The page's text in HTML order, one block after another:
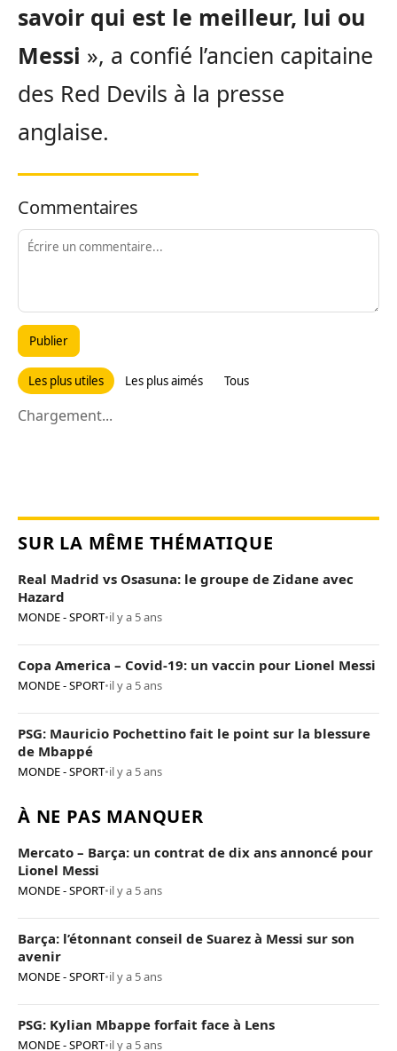
savoir qui est le meilleur, lui ou
Messi », a confié l’ancien capitaine
des Red Devils à la presse
anglaise.
Commentaires
Publier
Les plus utiles Les plus aimés Tous
Chargement...
SUR LA MÊME THÉMATIQUE
Real Madrid vs Osasuna: le groupe de Zidane avec
Hazard
MONDE - SPORT•il y a 5 ans
Copa America – Covid-19: un vaccin pour Lionel Messi
MONDE - SPORT•il y a 5 ans
PSG: Mauricio Pochettino fait le point sur la blessure
de Mbappé
MONDE - SPORT•il y a 5 ans
À NE PAS MANQUER
Mercato – Barça: un contrat de dix ans annoncé pour
Lionel Messi
MONDE - SPORT•il y a 5 ans
Barça: l’étonnant conseil de Suarez à Messi sur son
avenir
MONDE - SPORT•il y a 5 ans
PSG: Kylian Mbappe forfait face à Lens
MONDE - SPORT•il y a 5 ans